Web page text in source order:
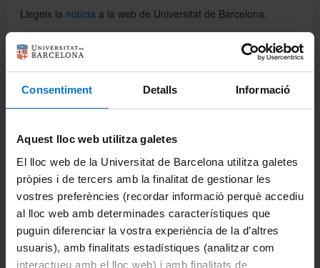
Consentiment Detalls Informació
Aquest lloc web utilitza galetes
El lloc web de la Universitat de Barcelona utilitza galetes
pròpies i de tercers amb la finalitat de gestionar les
vostres preferències (recordar informació perquè accediu
al lloc web amb determinades característiques que
puguin diferenciar la vostra experiència de la d’altres
usuaris), amb finalitats estadístiques (analitzar com
interactueu amb el lloc web) i amb finalitats de
Llegeix la notícia a la web de Universitat de Barcelona.
Departaments
Biomedicina
Ciències Clíniques
Ciències Fisiològiques
Cirurgia i Especialitats Medicoquirúrgiques